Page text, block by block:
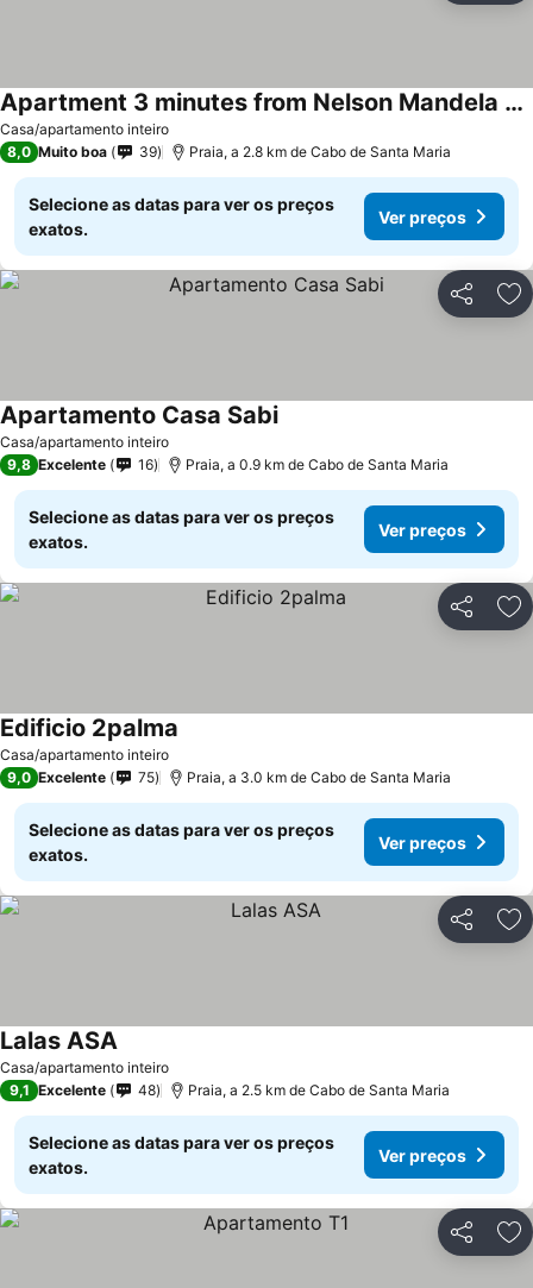
Casa/apartamento inteiro
Apartment 3 minutes from Nelson Mandela Airport
8,0 Muito boa 39 Praia, a 2.8 km de Cabo de Santa Maria
Selecione as datas para ver os preços
exatos.
Ver preços
Partilhar
Casa/apartamento inteiro
Apartamento Casa Sabi
9,8 Excelente 16 Praia, a 0.9 km de Cabo de Santa Maria
Selecione as datas para ver os preços
exatos.
Ver preços
Partilhar
Casa/apartamento inteiro
Edificio 2palma
9,0 Excelente 75 Praia, a 3.0 km de Cabo de Santa Maria
Selecione as datas para ver os preços
exatos.
Ver preços
Partilhar
Casa/apartamento inteiro
Lalas ASA
9,1 Excelente 48 Praia, a 2.5 km de Cabo de Santa Maria
Selecione as datas para ver os preços
exatos.
Ver preços
Partilhar